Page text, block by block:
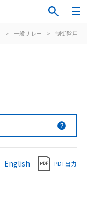
> 一般リレー > 制御盤用
English PDF出力